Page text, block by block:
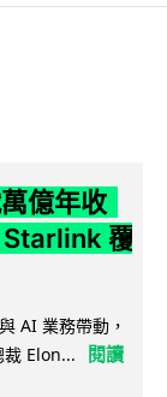
億年收
Starlink 覆
AI 業務帶動，
Elon...
閱讀